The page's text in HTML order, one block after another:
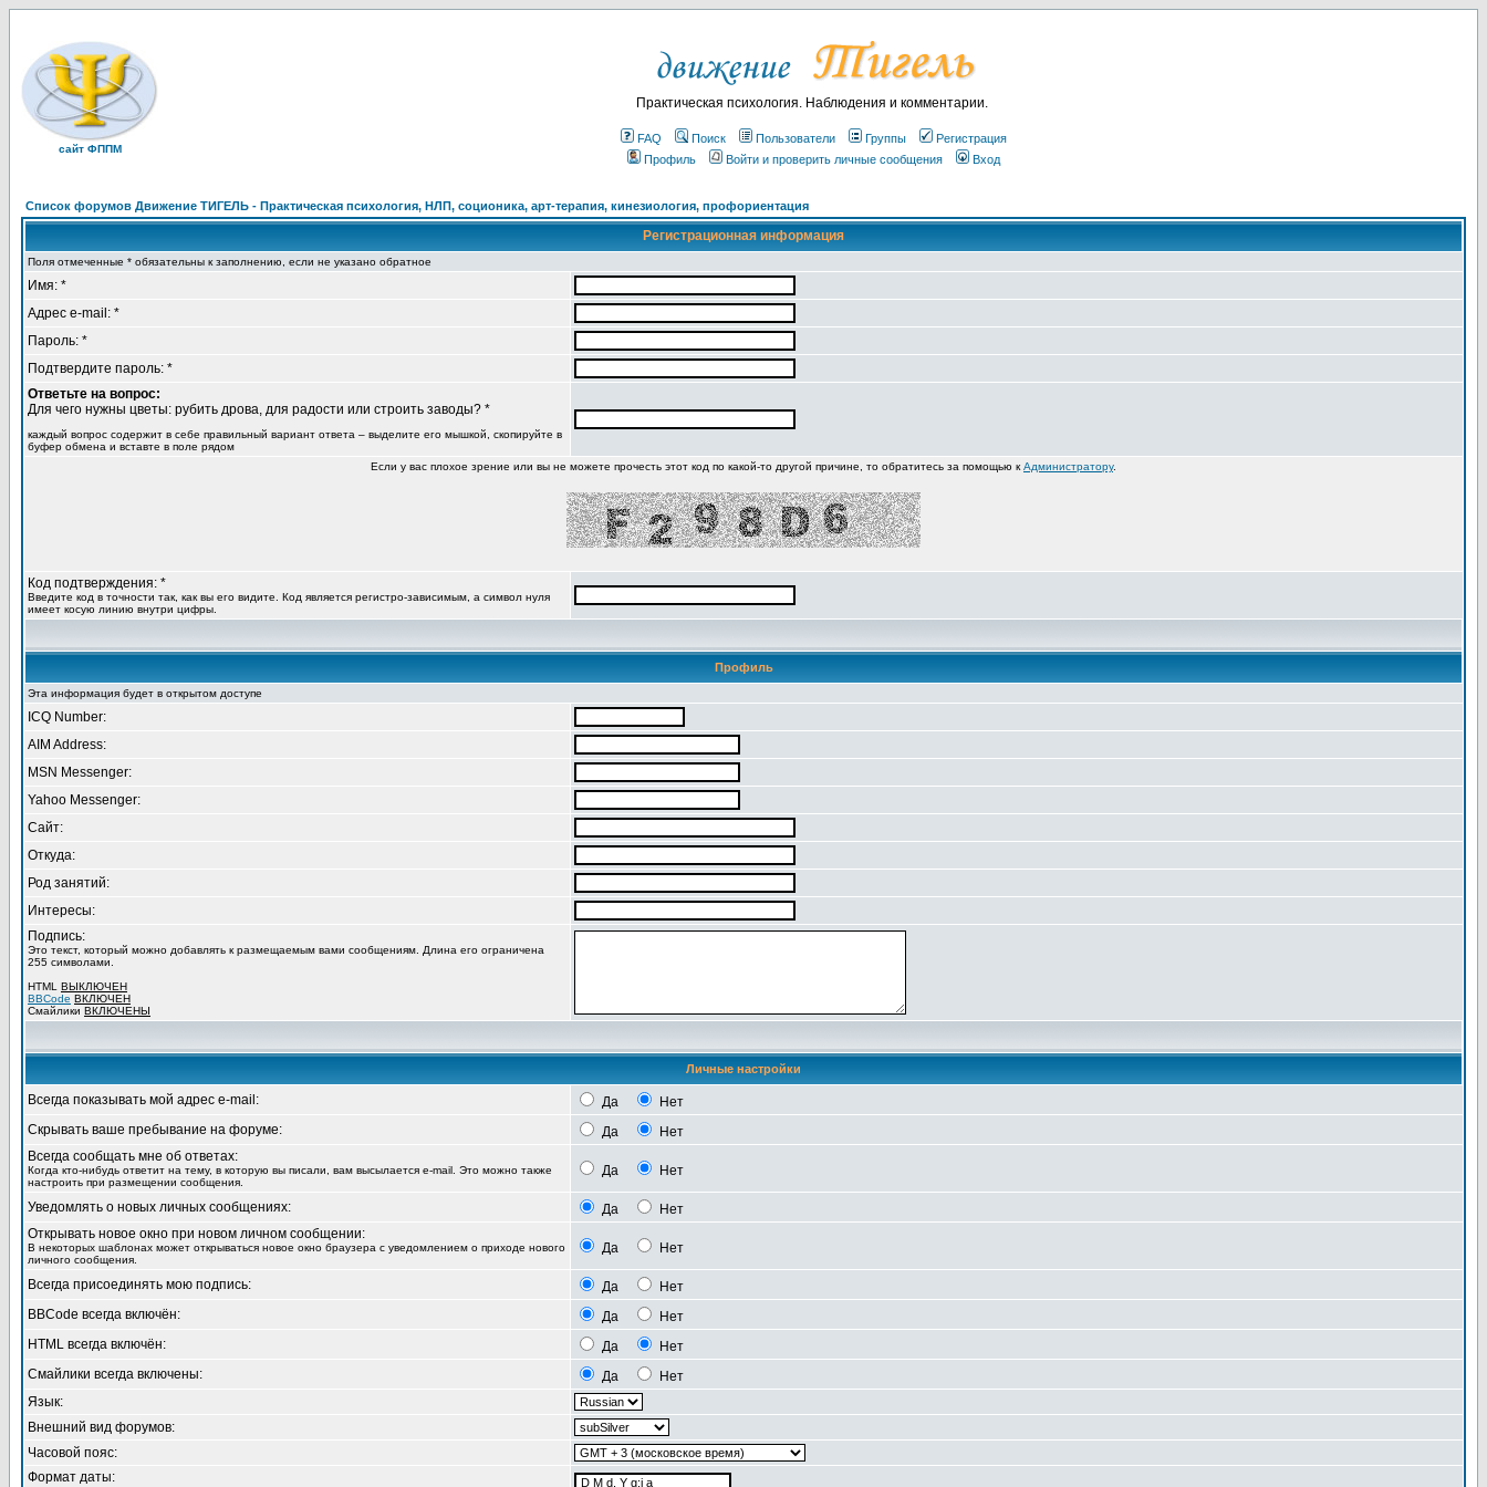
сайт ФППМ
Практическая психология. Наблюдения и комментарии.
FAQ Поиск Пользователи Группы
Регистрация
Профиль
Войти и проверить личные сообщения Вход
Список форумов Движение ТИГЕЛЬ - Практическая психология, НЛП, соционика, арт-терапия, кинезиология, профориентация
Регистрационная информация
Поля отмеченные * обязательны к заполнению, если не указано обратное
Имя: *
Адрес e-mail: *
Пароль: *
Подтвердите пароль: *
Ответьте на вопрос:
Для чего нужны цветы: рубить дрова, для радости или строить заводы? *
каждый вопрос содержит в себе правильный вариант ответа – выделите его мышкой, скопируйте в
буфер обмена и вставте в поле рядом
Если у вас плохое зрение или вы не можете прочесть этот код по какой-то другой причине, то обратитесь за помощью к Администратору.
Код подтверждения: *
Введите код в точности так, как вы его видите. Код является регистро-зависимым, а символ нуля
имеет косую линию внутри цифры.
Профиль
Эта информация будет в открытом доступе
ICQ Number:
AIM Address:
MSN Messenger:
Yahoo Messenger:
Сайт:
Откуда:
Род занятий:
Интересы:
Подпись:
Это текст, который можно добавлять к размещаемым вами сообщениям. Длина его ограничена
255 символами.
HTML ВЫКЛЮЧЕН
BBCode ВКЛЮЧЕН
Смайлики ВКЛЮЧЕНЫ
Личные настройки
Всегда показывать мой адрес e-mail: Да
Нет
Скрывать ваше пребывание на форуме:
Да
Нет
Всегда сообщать мне об ответах:
Когда кто-нибудь ответит на тему, в которую вы писали, вам высылается e-mail. Это можно также
настроить при размещении сообщения.
Да Нет
Уведомлять о новых личных сообщениях: Да
Нет
Открывать новое окно при новом личном сообщении:
В некоторых шаблонах может открываться новое окно браузера с уведомлением о приходе нового
личного сообщения.
Да Нет
Всегда присоединять мою подпись: Да
Нет
BBCode всегда включён:
Да
Нет
HTML всегда включён:
Да
Нет
Смайлики всегда включены:
Да
Нет
Язык:
Внешний вид форумов:
Часовой пояс:
Формат даты: